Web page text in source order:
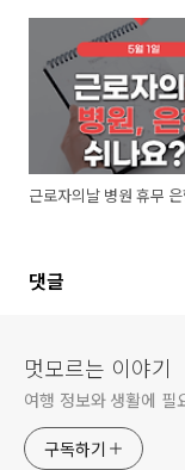
근로자의날 병원 휴무
댓글
멋모르는 이야기
여행 정보와 생활에 필
구독하기